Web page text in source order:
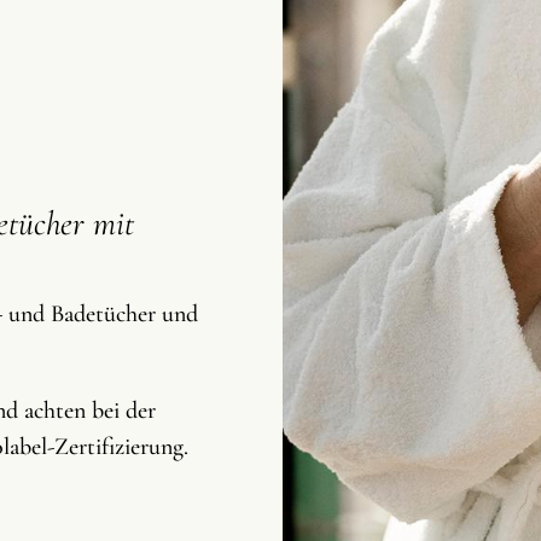
mit
und Badetücher und
achten bei der
Zertifizierung.